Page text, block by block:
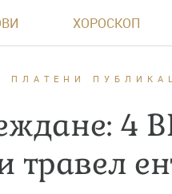
ХОРОСКОП
ПЛАТЕНИ
4
травел